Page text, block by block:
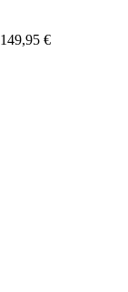
149,95 €